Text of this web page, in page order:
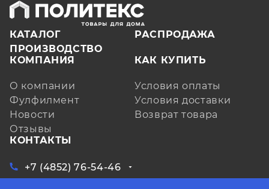
КАТАЛОГ
РАСПРОДАЖА
ПРОИЗВОДСТВО
КОМПАНИЯ
О компании
Фулфилмент
Новости
Отзывы
КАК КУПИТЬ
Условия оплаты
Условия доставки
Возврат товара
КОНТАКТЫ
+7 (4852) 76-54-46